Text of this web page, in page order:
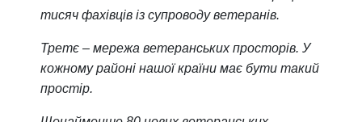
тисяч фахівців із супроводу ветеранів.
Третє – мережа ветеранських просторів. У
кожному районі нашої країни має бути такий
простір.